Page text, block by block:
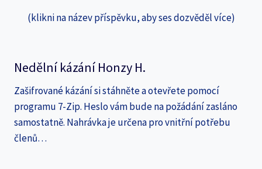
(klikni na název příspěvku, aby ses dozvěděl více)
Nedělní kázání Honzy H.
Zašifrované kázání si stáhněte a otevřete pomocí
programu 7-Zip. Heslo vám bude na požádání zasláno
samostatně. Nahrávka je určena pro vnitřní potřebu
členů…